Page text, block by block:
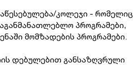
კოლეჯი - რომელიც
პროგრამები,
მომზადების პროგრამები.
დებულებით განსაზღვრული